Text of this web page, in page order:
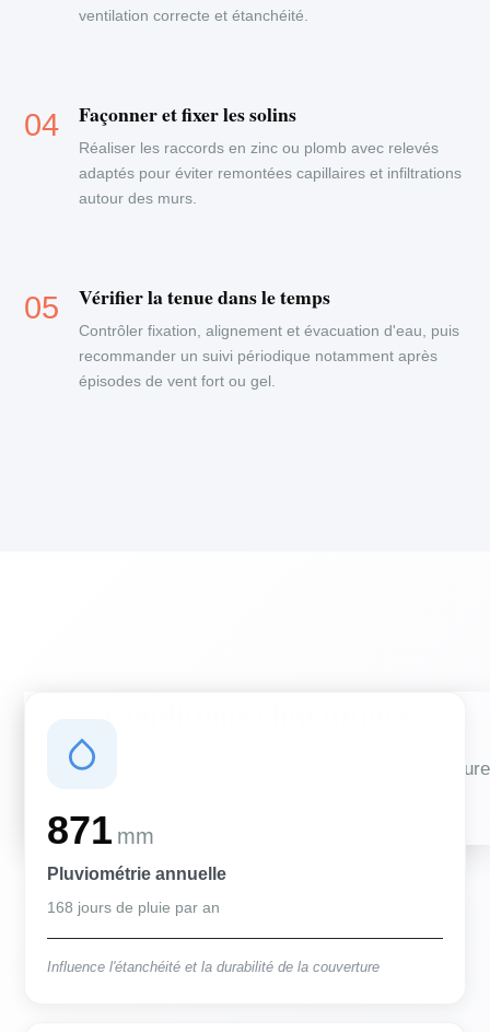
ventilation correcte et étanchéité.
Façonner et fixer les solins
Réaliser les raccords en zinc ou plomb avec relevés
adaptés pour éviter remontées capillaires et infiltrations
autour des murs.
Vérifier la tenue dans le temps
Contrôler fixation, alignement et évacuation d'eau, puis
recommander un suivi périodique notamment après
épisodes de vent fort ou gel.
Des conditions qui influencent vos travaux de couverture
871 mm
Pluviométrie annuelle
168 jours de pluie par an
Influence l'étanchéité et la durabilité de la couverture